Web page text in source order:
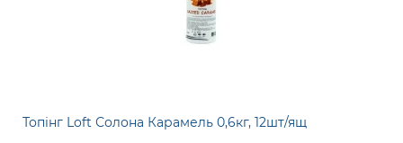
Топінг Loft Солона Карамель 0,6кг, 12шт/ящ